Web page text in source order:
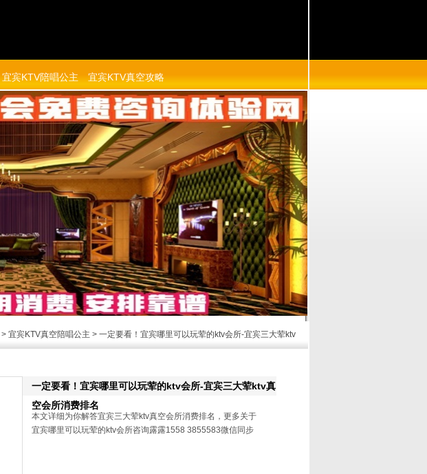
宜宾KTV陪唱公主 宜宾KTV真空攻略
> 宜宾KTV真空陪唱公主 > 一定要看！宜宾哪里可以玩荤的ktv会所-宜宾三大荤ktv
一定要看！宜宾哪里可以玩荤的ktv会所-宜宾三大荤ktv真
空会所消费排名
本文详细为你解答宜宾三大荤ktv真空会所消费排名，更多关于
宜宾哪里可以玩荤的ktv会所咨询露露1558 3855583微信同步